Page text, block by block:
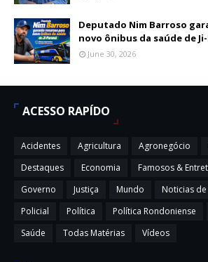
Deputado Nim Barroso
novo ônibus da saúde de
June 30, 2026
ACESSO RAPÍDO
Acidentes Agricultura Agronegócio
Destaques
Economia Famosos &
Governo
Justiça Mundo Noticias
Policial
Política Política Rondoniense
Saúde
Todas Matérias Vídeos